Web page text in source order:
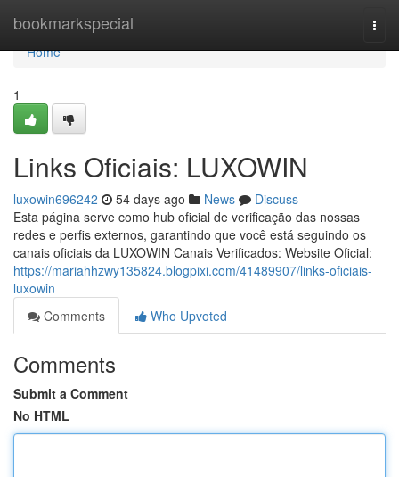
bookmarkspecial
Home
Home
1
Links Oficiais: LUXOWIN
luxowin696242 54 days ago News
Discuss
Esta página serve como hub oficial de verificação das nossas
redes e perfis externos, garantindo que você está seguindo os
canais oficiais da LUXOWIN Canais Verificados: Website Oficial:
https://mariahhzwy135824.blogpixi.com/41489907/links-oficiais-
luxowin
Comments
Who Upvoted
Comments
Submit a Comment
No HTML